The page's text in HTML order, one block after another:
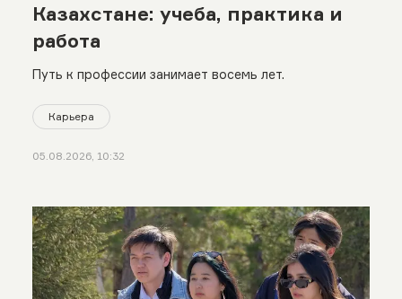
Казахстане: учеба, практика и
работа
Путь к профессии занимает восемь лет.
Карьера
05.08.2026, 10:32